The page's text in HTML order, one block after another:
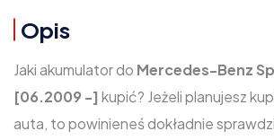
Opis
Jaki akumulator do Mercedes-Benz
[06.2009 -] kupić? Jeżeli planujesz
auta, to powinieneś dokładnie